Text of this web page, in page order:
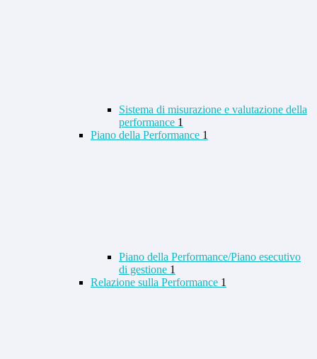
Sistema di misurazione e valutazione della
performance 1
Piano della Performance 1
Piano della Performance/Piano esecutivo
di gestione 1
Relazione sulla Performance 1